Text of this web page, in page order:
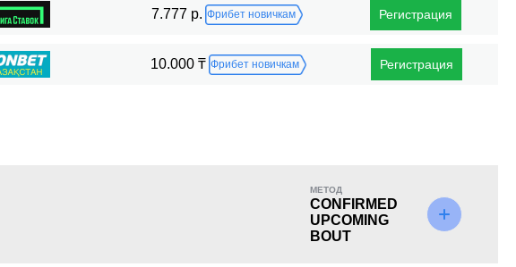
Поражения
РЕШ
(57%)
1(14%)
7.777 р. Фрибет новичкам Регистрация
10.000 ₸ Фрибет новичкам Регистрация
МЕТОД
CONFIRMED
UPCOMING
BOUT